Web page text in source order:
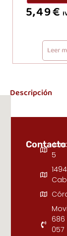
5,49€
Leer
Descripción
Contacto
5
686
057